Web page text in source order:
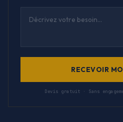
RECEVOIR
Devis gratuit · Sans